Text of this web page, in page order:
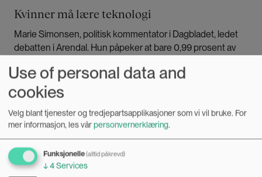
Kvinner må lære teknologi
Marie Simonsen, politisk kommentator i Dagbladet, ledet
debatten i Arendal. Hun påpeker at bare 0,99 prosent av
– Hvorfor er de så dårlige på teknologi? spør hun.
Julie Lødrup tror det starter tidlig.
– Hvis Lær kidsa kodinger viktig for fremtidens arbeidsliv
så må det være obligatorisk, for at ikke det er gaming på
Use of personal data and
cookies
Velg blant tjenester og tredjepartsapplikasjoner som vi vil bruke. For
mer informasjon, les vårpersonvernerklæring.
Funksjonelle(alltid påkrevd)
↓4Services